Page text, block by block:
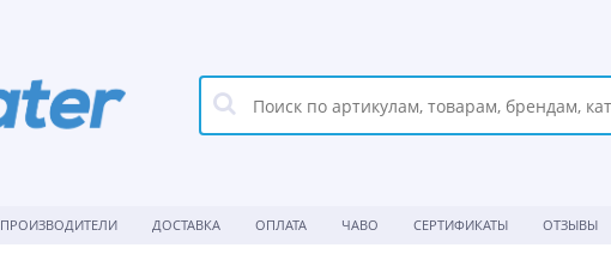
ПРОИЗВОДИТЕЛИ ДОСТАВКА ОПЛАТА ЧАВО СЕРТИФИКАТЫ ОТЗЫВЫ